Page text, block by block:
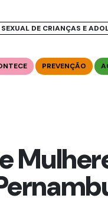
DE CRIANÇAS E
PREVENÇÃO